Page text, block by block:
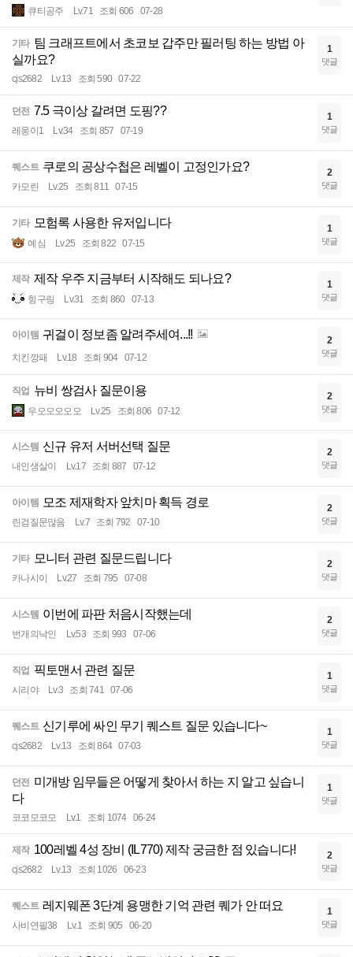
큐티공주 Lv.71 조회 606 07-28
기타 팀 크래프트에서 초코보 갑주만 필러팅 하는 방법 아
실까요?
cjs2682 Lv.13 조회 590 07-22
1
댓글
던전 7.5 극이상 갈려면 도핑??
레웅이1 Lv.34 조회 857 07-19
1
댓글
퀘스트 쿠로의 공상수첩은 레벨이 고정인가요?
카모린 Lv.25 조회 811 07-15
2
댓글
기타 모험록 사용한 유저입니다
예심 Lv.25 조회 822 07-15
1
댓글
제작 제작 우주 지금부터 시작해도 되나요?
힝구링 Lv.31 조회 860 07-13
1
댓글
아이템 귀걸이 정보좀 알려주세여...!!
치킨깡패 Lv.18 조회 904 07-12
2
댓글
직업 뉴비 쌍검사 질문이용
우오오오오오 Lv.25 조회 806 07-12
2
댓글
시스템 신규 유저 서버선택 질문
내인생살이 Lv.17 조회 887 07-12
2
댓글
아이템 모조 제재학자 앞치마 획득 경로
린검질문많음 Lv.7 조회 792 07-10
2
댓글
기타 모니터 관련 질문드립니다
카나시이 Lv.27 조회 795 07-08
2
댓글
시스템 이번에 파판 처음시작했는데
번개의낙인 Lv.53 조회 993 07-06
2
댓글
직업 픽토맨서 관련 질문
시리야 Lv.3 조회 741 07-06
1
댓글
퀘스트 신기루에 싸인 무기 퀘스트 질문 있습니다~
cjs2682 Lv.13 조회 864 07-03
1
댓글
던전 미개방 임무들은 어떻게 찾아서 하는 지 알고 싶습니
다
코코모코모 Lv.1 조회 1074 06-24
1
댓글
제작 100레벨 4성 장비 (IL770) 제작 궁금한 점 있습니다!
cjs2682 Lv.13 조회 1026 06-23
2
댓글
퀘스트 레지웨폰 3단계 용맹한 기억 관련 퀘가 안 떠요
사비연필38 Lv.1 조회 905 06-20
1
댓글